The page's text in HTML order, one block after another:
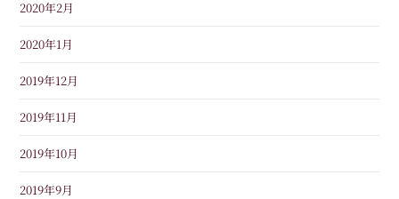
2020年2月
2020年1月
2019年12月
2019年11月
2019年10月
2019年9月